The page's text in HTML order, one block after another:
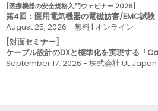
[医療機器の安全規格入門ウェビナー 2026]
第4回：医用電気機器の電磁妨害/EMC試験
August 25, 2026 - 無料 | オンライン
[対面セミナー]
ケーブル設計のDXと標準化を実現する「
September 17, 2026 - 株式会社 UL Japan